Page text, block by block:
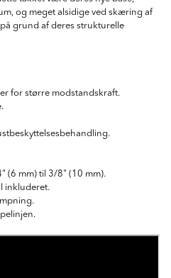
og meget alsidige ved skæring af
grund af deres strukturelle
for større modstandskraft.
(6 mm) til 3/8" (10 mm).
inkluderet.